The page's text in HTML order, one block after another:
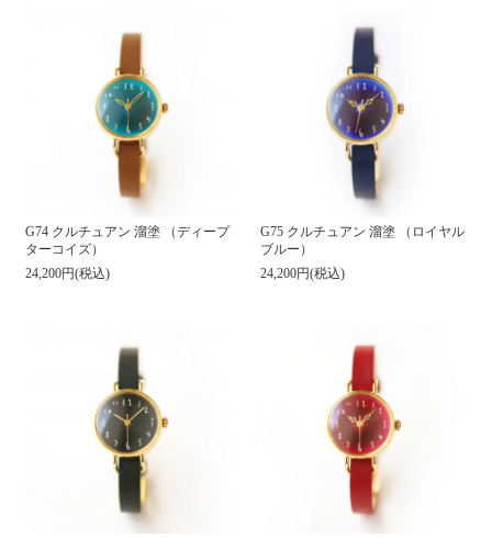
G74 クルチュアン 溜塗 （ディープ
ターコイズ）
24,200円(税込)
G75 クルチュアン 溜塗 （ロイヤル
ブルー）
24,200円(税込)